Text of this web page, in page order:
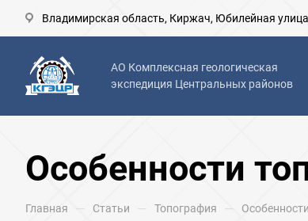
Владимирская область, Киржач, Юбилейная
АО Комплексная геологическая
экспедиция Центральных районов
Особенности
Главная — Статьи — Топография —